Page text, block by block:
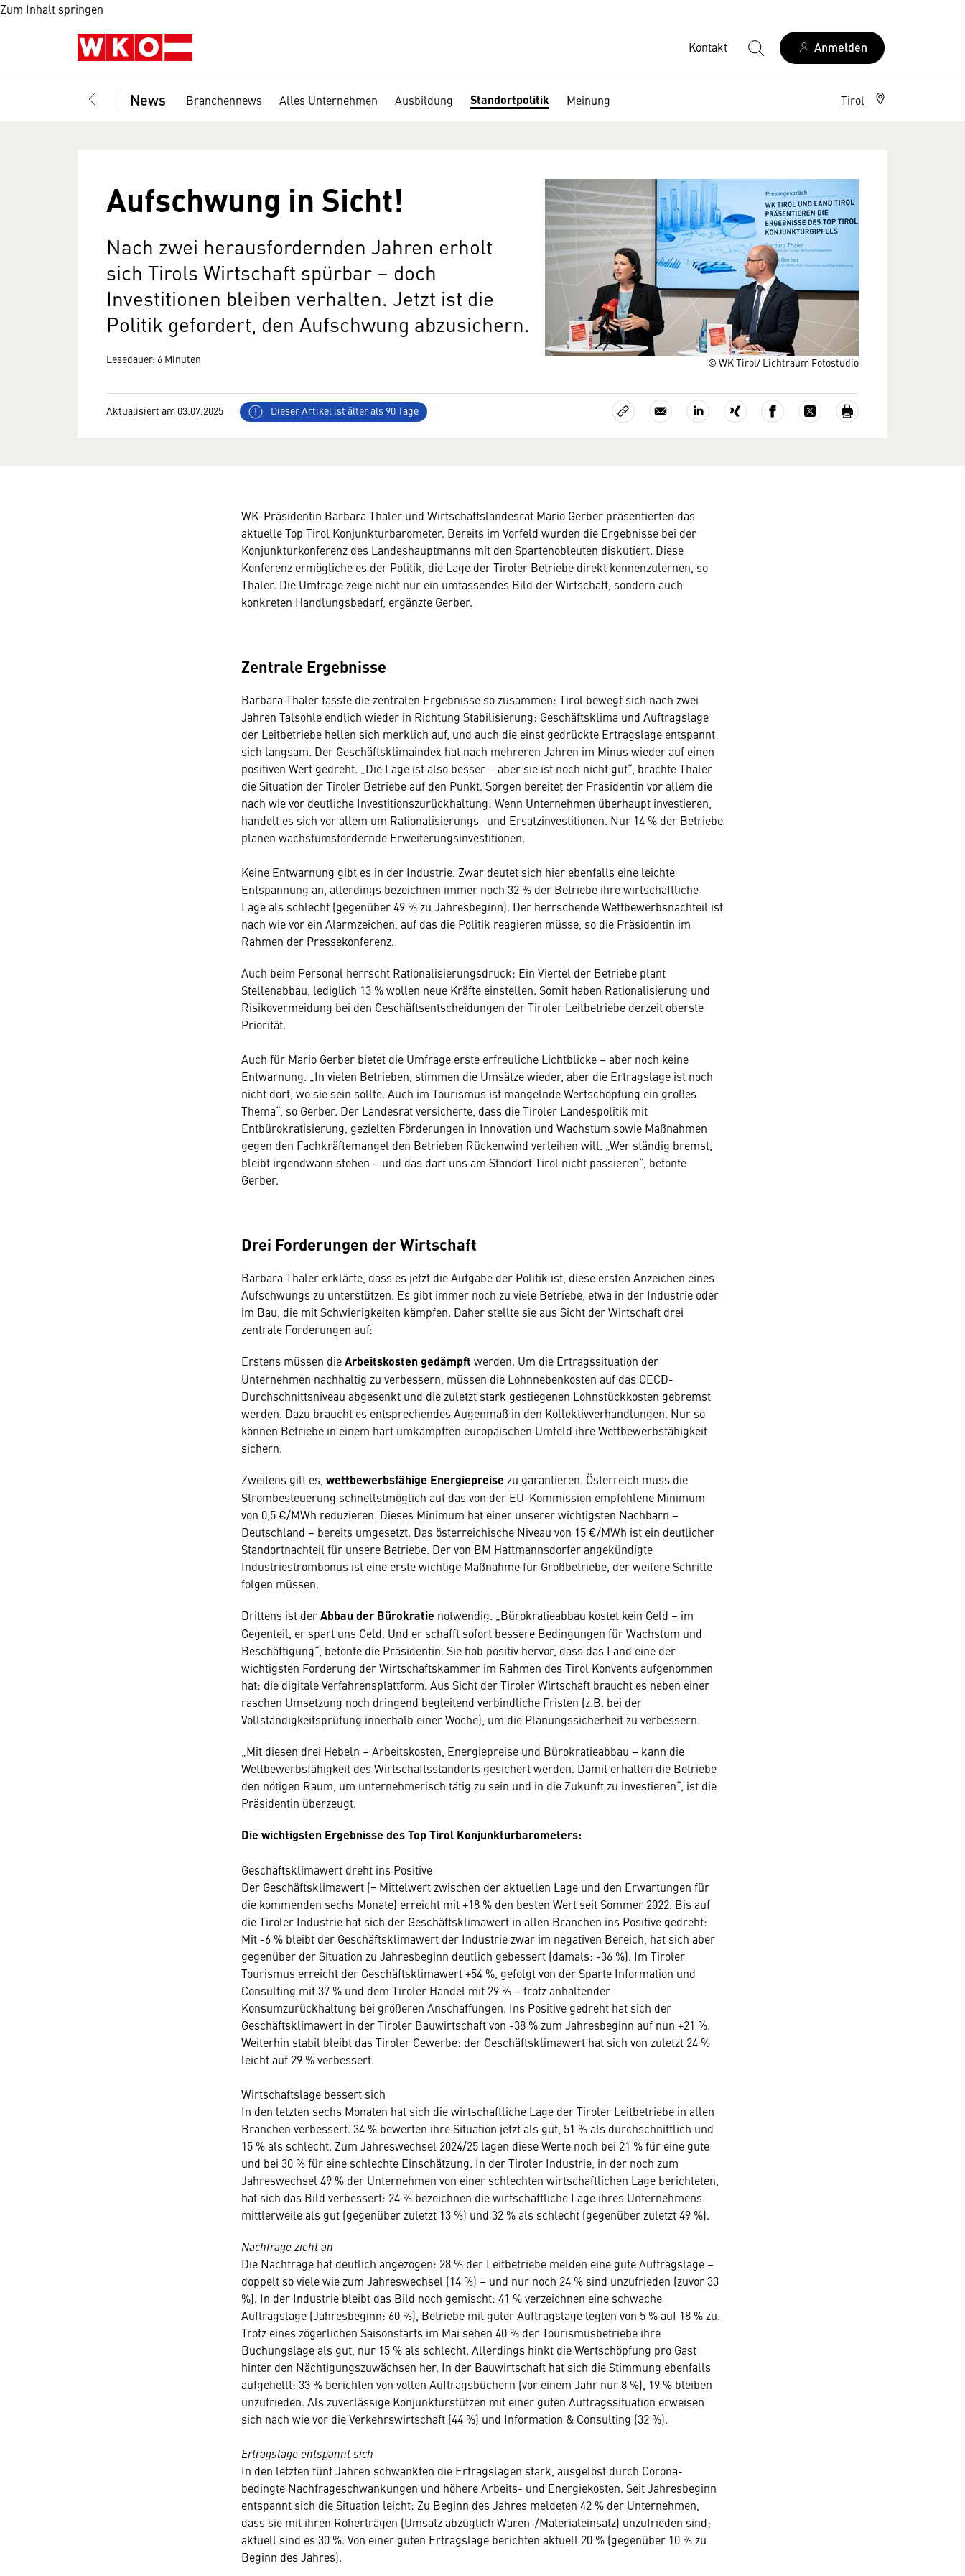
Zum Inhalt springen
Kontakt Anmelden
News Branchennews Alles Unternehmen Ausbildung Standortpolitik Meinung Tirol
© WK Tirol/ Lichtraum Fotostudio
Aufschwung in Sicht!
Nach zwei herausfordernden Jahren erholt
sich Tirols Wirtschaft spürbar – doch
Investitionen bleiben verhalten. Jetzt ist die
Politik gefordert, den Aufschwung abzusichern.
Lesedauer: 6 Minuten
Aktualisiert am 03.07.2025 Dieser Artikel ist älter als 90 Tage
WK-Präsidentin Barbara Thaler und Wirtschaftslandesrat Mario Gerber präsentierten das
aktuelle Top Tirol Konjunkturbarometer. Bereits im Vorfeld wurden die Ergebnisse bei der
Konjunkturkonferenz des Landeshauptmanns mit den Spartenobleuten diskutiert. Diese
Konferenz ermögliche es der Politik, die Lage der Tiroler Betriebe direkt kennenzulernen, so
Thaler. Die Umfrage zeige nicht nur ein umfassendes Bild der Wirtschaft, sondern auch
konkreten Handlungsbedarf, ergänzte Gerber.
Zentrale Ergebnisse
Barbara Thaler fasste die zentralen Ergebnisse so zusammen: Tirol bewegt sich nach zwei
Jahren Talsohle endlich wieder in Richtung Stabilisierung: Geschäftsklima und Auftragslage
der Leitbetriebe hellen sich merklich auf, und auch die einst gedrückte Ertragslage entspannt
sich langsam. Der Geschäftsklimaindex hat nach mehreren Jahren im Minus wieder auf einen
positiven Wert gedreht. „Die Lage ist also besser – aber sie ist noch nicht gut“, brachte Thaler
die Situation der Tiroler Betriebe auf den Punkt. Sorgen bereitet der Präsidentin vor allem die
nach wie vor deutliche Investitionszurückhaltung: Wenn Unternehmen überhaupt investieren,
handelt es sich vor allem um Rationalisierungs- und Ersatzinvestitionen. Nur 14 % der Betriebe
planen wachstumsfördernde Erweiterungsinvestitionen.
Keine Entwarnung gibt es in der Industrie. Zwar deutet sich hier ebenfalls eine leichte
Entspannung an, allerdings bezeichnen immer noch 32 % der Betriebe ihre wirtschaftliche
Lage als schlecht (gegenüber 49 % zu Jahresbeginn). Der herrschende Wettbewerbsnachteil ist
nach wie vor ein Alarmzeichen, auf das die Politik reagieren müsse, so die Präsidentin im
Rahmen der Pressekonferenz.
Auch beim Personal herrscht Rationalisierungsdruck: Ein Viertel der Betriebe plant
Stellenabbau, lediglich 13 % wollen neue Kräfte einstellen. Somit haben Rationalisierung und
Risikovermeidung bei den Geschäftsentscheidungen der Tiroler Leitbetriebe derzeit oberste
Priorität.
Auch für Mario Gerber bietet die Umfrage erste erfreuliche Lichtblicke – aber noch keine
Entwarnung. „In vielen Betrieben, stimmen die Umsätze wieder, aber die Ertragslage ist noch
nicht dort, wo sie sein sollte. Auch im Tourismus ist mangelnde Wertschöpfung ein großes
Thema“, so Gerber. Der Landesrat versicherte, dass die Tiroler Landespolitik mit
Entbürokratisierung, gezielten Förderungen in Innovation und Wachstum sowie Maßnahmen
gegen den Fachkräftemangel den Betrieben Rückenwind verleihen will. „Wer ständig bremst,
bleibt irgendwann stehen – und das darf uns am Standort Tirol nicht passieren“, betonte
Gerber.
Drei Forderungen der Wirtschaft
Barbara Thaler erklärte, dass es jetzt die Aufgabe der Politik ist, diese ersten Anzeichen eines
Aufschwungs zu unterstützen. Es gibt immer noch zu viele Betriebe, etwa in der Industrie oder
im Bau, die mit Schwierigkeiten kämpfen. Daher stellte sie aus Sicht der Wirtschaft drei
zentrale Forderungen auf:
Erstens müssen dieArbeitskosten gedämpft werden. Um die Ertragssituation der
Unternehmen nachhaltig zu verbessern, müssen die Lohnnebenkosten auf das OECD-
Durchschnittsniveau abgesenkt und die zuletzt stark gestiegenen Lohnstückkosten gebremst
werden. Dazu braucht es entsprechendes Augenmaß in den Kollektivverhandlungen. Nur so
können Betriebe in einem hart umkämpften europäischen Umfeld ihre Wettbewerbsfähigkeit
sichern.
Zweitens gilt es, wettbewerbsfähige Energiepreise zu garantieren. Österreich muss die
Strombesteuerung schnellstmöglich auf das von der EU-Kommission empfohlene Minimum
von 0,5 €/MWh reduzieren. Dieses Minimum hat einer unserer wichtigsten Nachbarn –
Deutschland – bereits umgesetzt. Das österreichische Niveau von 15 €/MWh ist ein deutlicher
Standortnachteil für unsere Betriebe. Der von BM Hattmannsdorfer angekündigte
Industriestrombonus ist eine erste wichtige Maßnahme für Großbetriebe, der weitere Schritte
folgen müssen.
Drittens ist derAbbau der Bürokratie notwendig. „Bürokratieabbau kostet kein Geld – im
Gegenteil, er spart uns Geld. Und er schafft sofort bessere Bedingungen für Wachstum und
Beschäftigung“, betonte die Präsidentin. Sie hob positiv hervor, dass das Land eine der
wichtigsten Forderung der Wirtschaftskammer im Rahmen des Tirol Konvents aufgenommen
hat: die digitale Verfahrensplattform. Aus Sicht der Tiroler Wirtschaft braucht es neben einer
raschen Umsetzung noch dringend begleitend verbindliche Fristen (z.B. bei der
Vollständigkeitsprüfung innerhalb einer Woche), um die Planungssicherheit zu verbessern.
„Mit diesen drei Hebeln – Arbeitskosten, Energiepreise und Bürokratieabbau – kann die
Wettbewerbsfähigkeit des Wirtschaftsstandorts gesichert werden. Damit erhalten die Betriebe
den nötigen Raum, um unternehmerisch tätig zu sein und in die Zukunft zu investieren“, ist die
Präsidentin überzeugt.
Die wichtigsten Ergebnisse des Top Tirol Konjunkturbarometers:
Geschäftsklimawert dreht ins Positive
Der Geschäftsklimawert (= Mittelwert zwischen der aktuellen Lage und den Erwartungen für
die kommenden sechs Monate) erreicht mit +18 % den besten Wert seit Sommer 2022. Bis auf
die Tiroler Industrie hat sich der Geschäftsklimawert in allen Branchen ins Positive gedreht:
Mit -6 % bleibt der Geschäftsklimawert der Industrie zwar im negativen Bereich, hat sich aber
gegenüber der Situation zu Jahresbeginn deutlich gebessert (damals: -36 %). Im Tiroler
Tourismus erreicht der Geschäftsklimawert +54 %, gefolgt von der Sparte Information und
Consulting mit 37 % und dem Tiroler Handel mit 29 % – trotz anhaltender
Konsumzurückhaltung bei größeren Anschaffungen. Ins Positive gedreht hat sich der
Geschäftsklimawert in der Tiroler Bauwirtschaft von -38 % zum Jahresbeginn auf nun +21 %.
Weiterhin stabil bleibt das Tiroler Gewerbe: der Geschäftsklimawert hat sich von zuletzt 24 %
leicht auf 29 % verbessert.
Wirtschaftslage bessert sich
In den letzten sechs Monaten hat sich die wirtschaftliche Lage der Tiroler Leitbetriebe in allen
Branchen verbessert. 34 % bewerten ihre Situation jetzt als gut, 51 % als durchschnittlich und
15 % als schlecht. Zum Jahreswechsel 2024/25 lagen diese Werte noch bei 21 % für eine gute
und bei 30 % für eine schlechte Einschätzung. In der Tiroler Industrie, in der noch zum
Jahreswechsel 49 % der Unternehmen von einer schlechten wirtschaftlichen Lage berichteten,
hat sich das Bild verbessert: 24 % bezeichnen die wirtschaftliche Lage ihres Unternehmens
mittlerweile als gut (gegenüber zuletzt 13 %) und 32 % als schlecht (gegenüber zuletzt 49 %).
Nachfrage zieht an
Die Nachfrage hat deutlich angezogen: 28 % der Leitbetriebe melden eine gute Auftragslage –
doppelt so viele wie zum Jahreswechsel (14 %) – und nur noch 24 % sind unzufrieden (zuvor 33
%). In der Industrie bleibt das Bild noch gemischt: 41 % verzeichnen eine schwache
Auftragslage (Jahresbeginn: 60 %), Betriebe mit guter Auftragslage legten von 5 % auf 18 % zu.
Trotz eines zögerlichen Saisonstarts im Mai sehen 40 % der Tourismusbetriebe ihre
Buchungslage als gut, nur 15 % als schlecht. Allerdings hinkt die Wertschöpfung pro Gast
hinter den Nächtigungszuwächsen her. In der Bauwirtschaft hat sich die Stimmung ebenfalls
aufgehellt: 33 % berichten von vollen Auftragsbüchern (vor einem Jahr nur 8 %), 19 % bleiben
unzufrieden. Als zuverlässige Konjunkturstützen mit einer guten Auftragssituation erweisen
sich nach wie vor die Verkehrswirtschaft (44 %) und Information & Consulting (32 %).
Ertragslage entspannt sich
In den letzten fünf Jahren schwankten die Ertragslagen stark, ausgelöst durch Corona-
bedingte Nachfrageschwankungen und höhere Arbeits- und Energiekosten. Seit Jahresbeginn
entspannt sich die Situation leicht: Zu Beginn des Jahres meldeten 42 % der Unternehmen,
dass sie mit ihren Roherträgen (Umsatz abzüglich Waren-/Materialeinsatz) unzufrieden sind;
aktuell sind es 30 %. Von einer guten Ertragslage berichten aktuell 20 % (gegenüber 10 % zu
Beginn des Jahres).